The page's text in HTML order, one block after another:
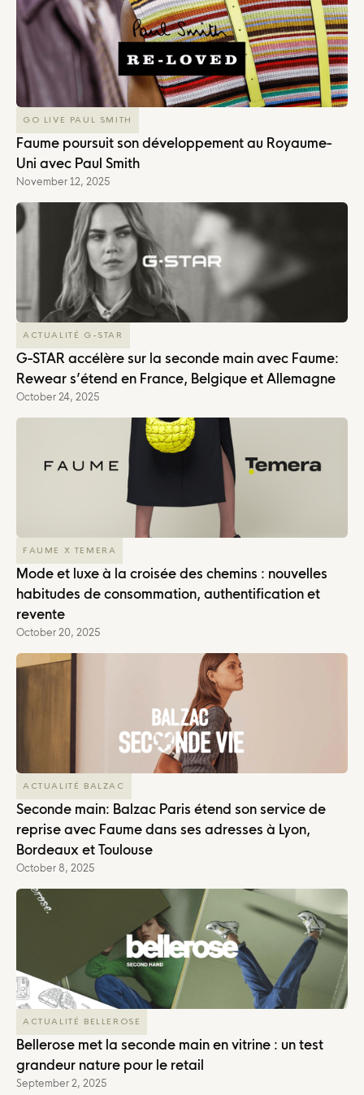
GO LIVE PAUL SMITH
Faume poursuit son développement au Royaume-
Uni avec Paul Smith
November 12, 2025
ACTUALITÉ G-STAR
G-STAR accélère sur la seconde main avec Faume:
Rewear s’étend en France, Belgique et Allemagne
October 24, 2025
FAUME X TEMERA
Mode et luxe à la croisée des chemins : nouvelles
habitudes de consommation, authentification et
revente
October 20, 2025
ACTUALITÉ BALZAC
Seconde main: Balzac Paris étend son service de
reprise avec Faume dans ses adresses à Lyon,
Bordeaux et Toulouse
October 8, 2025
ACTUALITÉ BELLEROSE
Bellerose met la seconde main en vitrine : un test
grandeur nature pour le retail
September 2, 2025